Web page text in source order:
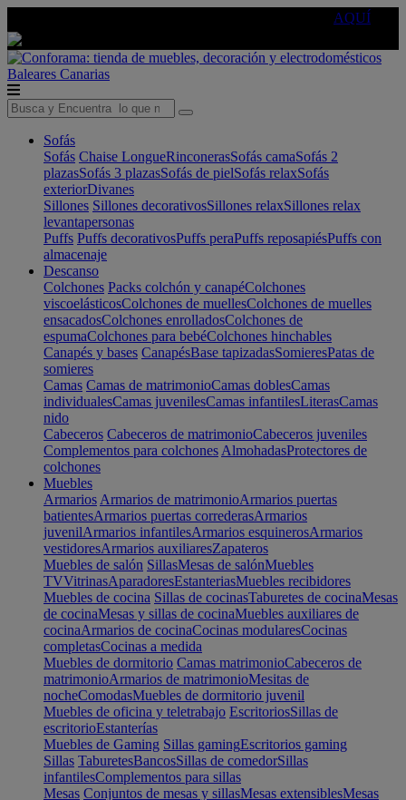
AQUÍ
Baleares Canarias
Sofás
Sofás Chaise LongueRinconerasSofás camaSofás 2
plazasSofás 3 plazasSofás de pielSofás relaxSofás
exteriorDivanes
Sillones Sillones decorativosSillones relaxSillones relax
levantapersonas
Puffs Puffs decorativosPuffs peraPuffs reposapiésPuffs con
almacenaje
Descanso
Colchones Packs colchón y canapéColchones
viscoelásticosColchones de muellesColchones de muelles
ensacadosColchones enrolladosColchones de
espumaColchones para bebéColchones hinchables
Canapés y bases CanapésBase tapizadasSomieresPatas de
somieres
Camas Camas de matrimonioCamas doblesCamas
individualesCamas juvenilesCamas infantilesLiterasCamas
nido
Cabeceros Cabeceros de matrimonioCabeceros juveniles
Complementos para colchones AlmohadasProtectores de
colchones
Muebles
Armarios Armarios de matrimonioArmarios puertas
batientesArmarios puertas correderasArmarios
juvenilArmarios infantilesArmarios esquinerosArmarios
vestidoresArmarios auxiliaresZapateros
Muebles de salón SillasMesas de salónMuebles
TVVitrinasAparadoresEstanteriasMuebles recibidores
Muebles de cocina Sillas de cocinasTaburetes de cocinaMesas
de cocinaMesas y sillas de cocinaMuebles auxiliares de
cocinaArmarios de cocinaCocinas modularesCocinas
completasCocinas a medida
Muebles de dormitorio Camas matrimonioCabeceros de
matrimonioArmarios de matrimonioMesitas de
nocheComodasMuebles de dormitorio juvenil
Muebles de oficina y teletrabajo EscritoriosSillas de
escritorioEstanterías
Muebles de Gaming Sillas gamingEscritorios gaming
Sillas TaburetesBancosSillas de comedorSillas
infantilesComplementos para sillas
Mesas Conjuntos de mesas y sillasMesas extensiblesMesas